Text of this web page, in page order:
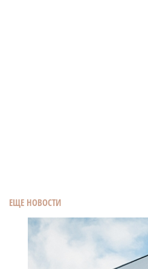
ЕЩЕ НОВОСТИ